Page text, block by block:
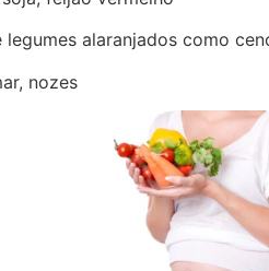
alaranjados como
nozes